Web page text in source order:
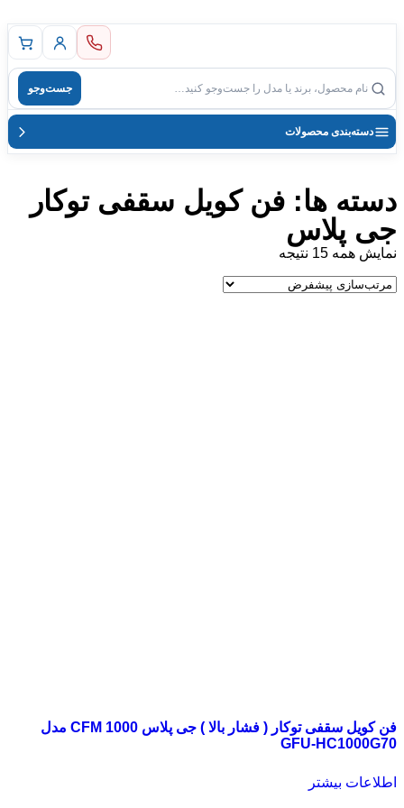
جست‌وجوی محصول جست‌وجو
دسته‌بندی محصولات
دسته ها: فن کویل سقفی توکار
جی پلاس
نمایش همه 15 نتیجه
فن کویل سقفی توکار ( فشار بالا ) جی پلاس 1000 CFM مدل
GFU-HC1000G70
اطلاعات بیشتر